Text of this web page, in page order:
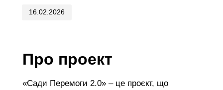
16.02.2026
Про проект
«Сади Перемоги 2.0» – це проєкт, що